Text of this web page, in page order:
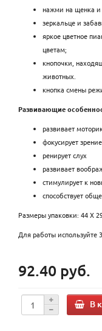
нажми на щенка и
зеркальце и
яркое цветное
цветам;
кнопочки,
животных.
кнопка смены
Развивающие
развивает
фокусирует зрение
ренирует слух
развивает
стимулирует к
способствует
Размеры упаковки: 44 Х
Для работы используйте
92.40 руб.
В